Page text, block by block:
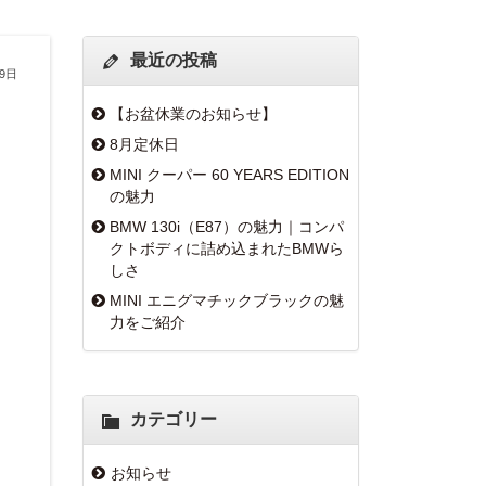
日
最近の投稿
【お盆休業のお知らせ】
8月定休日
MINI クーパー 60 YEARS EDITION
の魅力
BMW 130i（E87）の魅力｜コンパ
クトボディに詰め込まれたBMWら
しさ
MINI エニグマチックブラックの魅
力をご紹介
カテゴリー
お知らせ